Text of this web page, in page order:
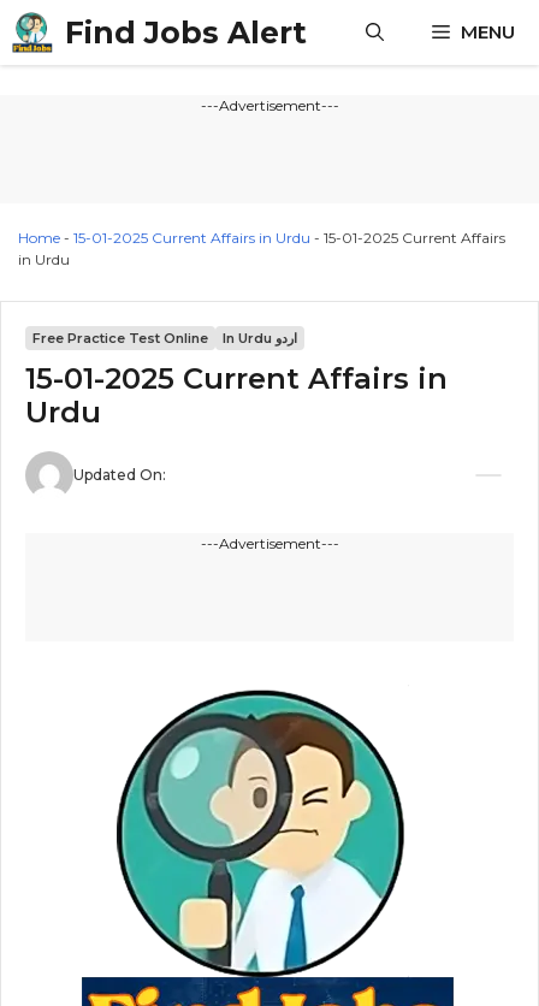
Skip
to
content
Find Jobs Alert MENU
---Advertisement---
Home - 15-01-2025 Current Affairs in Urdu - 15-01-2025 Current Affairs
in Urdu
Free Practice Test Online In Urdu اردو
15-01-2025 Current Affairs in
Urdu
Updated On:
---Advertisement---